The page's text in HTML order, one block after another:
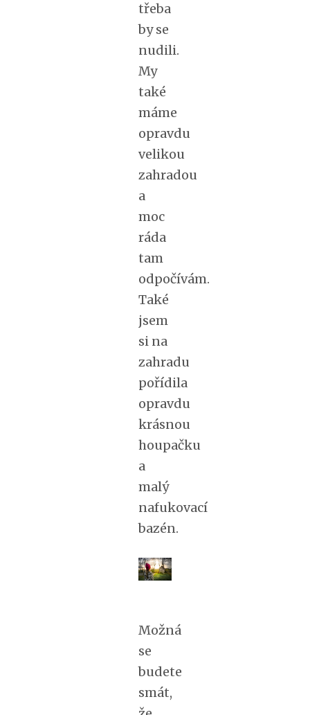
třeba
by se
nudili.
My
také
máme
opravdu
velikou
zahradou
a
moc
ráda
tam
odpočívám.
Také
jsem
si na
zahradu
pořídila
opravdu
krásnou
houpačku
a
malý
nafukovací
bazén.
Možná
se
budete
smát,